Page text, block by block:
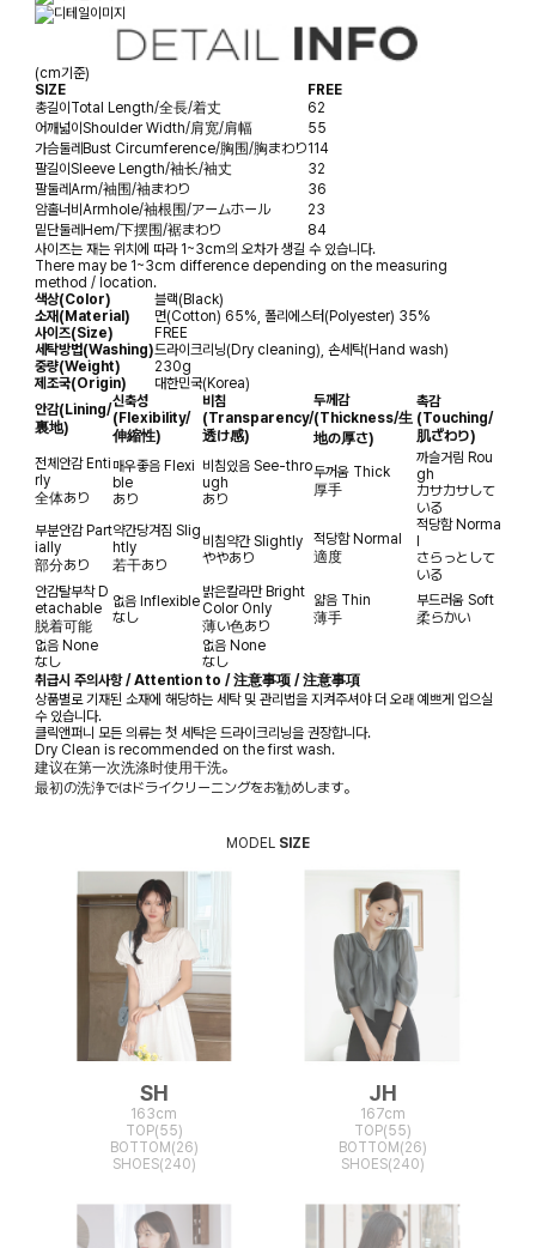
(cm기준)
SIZE
FREE
총길이 Total Length/全長/着丈
62
어깨넓이 Shoulder Width/肩宽/肩幅
55
가슴둘레 Bust Circumference/胸围/胸まわり114
팔길이 Sleeve Length/袖长/袖丈
32
팔둘레 Arm/袖围/袖まわり
36
암홀너비 Armhole/袖根围/アームホール
23
밑단둘레 Hem/下摆围/裾まわり
84
사이즈는 재는 위치에 따라 1~3cm의 오차가 생길 수 있습니다.
There may be 1~3cm difference depending on the measuring
method / location.
색상(Color)
블랙(Black)
소재(Material)
면(Cotton) 65%, 폴리에스터(Polyester) 35%
사이즈(Size)
FREE
세탁방법(Washing)드라이크리닝(Dry cleaning), 손세탁(Hand wash)
중량(Weight)
230g
제조국(Origin)
대한민국(Korea)
안감(Lining/
裏地)
신축성
(Flexibility/
伸縮性)
비침
(Transparency/
透け感)
두께감
(Thickness/生
地の厚さ)
촉감
(Touching/
肌ざわり)
전체안감 Enti
rly
全体あり
매우좋음 Flexi
ble
あり
비침있음 See-thro
ugh
あり
두꺼움 Thick
厚手
까슬거림 Rou
gh
カサカサして
いる
부분안감 Part
ially
部分あり
약간당겨짐 Slig
htly
若干あり
비침약간Slightly
ややあり
적당함 Normal
適度
적당함 Norma
さらっとして
いる
안감탈부착 D
etachable
脱着可能
없음 Inflexible
なし
밝은칼라만 Bright
Color Only
薄い色あり
얇음 Thin
薄手
부드러움 Soft
柔らかい
없음 None
なし
없음 None
なし
취급시 주의사항 / Attention to / 注意事项 / 注意事項
상품별로 기재된 소재에 해당하는 세탁 및 관리법을 지켜주셔야 더 오래 예쁘게 입으실
수 있습니다.
클릭앤퍼니 모든 의류는 첫 세탁은 드라이크리닝을 권장합니다.
Dry Clean is recommended on the first wash.
建议在第一次洗涤时使用干洗。
最初の洗浄ではドライクリーニングをお勧めします。
MODEL SIZE
SH
163cm
TOP(55)
BOTTOM(26)
SHOES(240)
JH
167cm
TOP(55)
BOTTOM(26)
SHOES(240)